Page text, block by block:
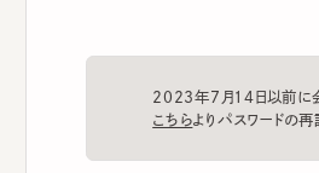
2023年7月14日以前に会
パスワ